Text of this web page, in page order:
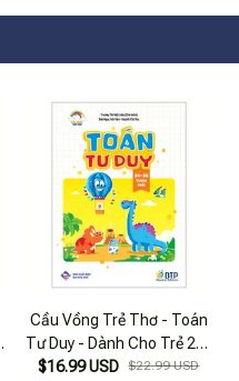
Cầu Vồng Trẻ Thơ - Toán
Tư Duy - Dành Cho Trẻ 24-
36 Tháng Tuổi
$16.99 USD $22.99 USD